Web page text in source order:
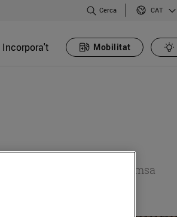
Cerca CAT
Incorpora't Mobilitat
de la secció de premsa